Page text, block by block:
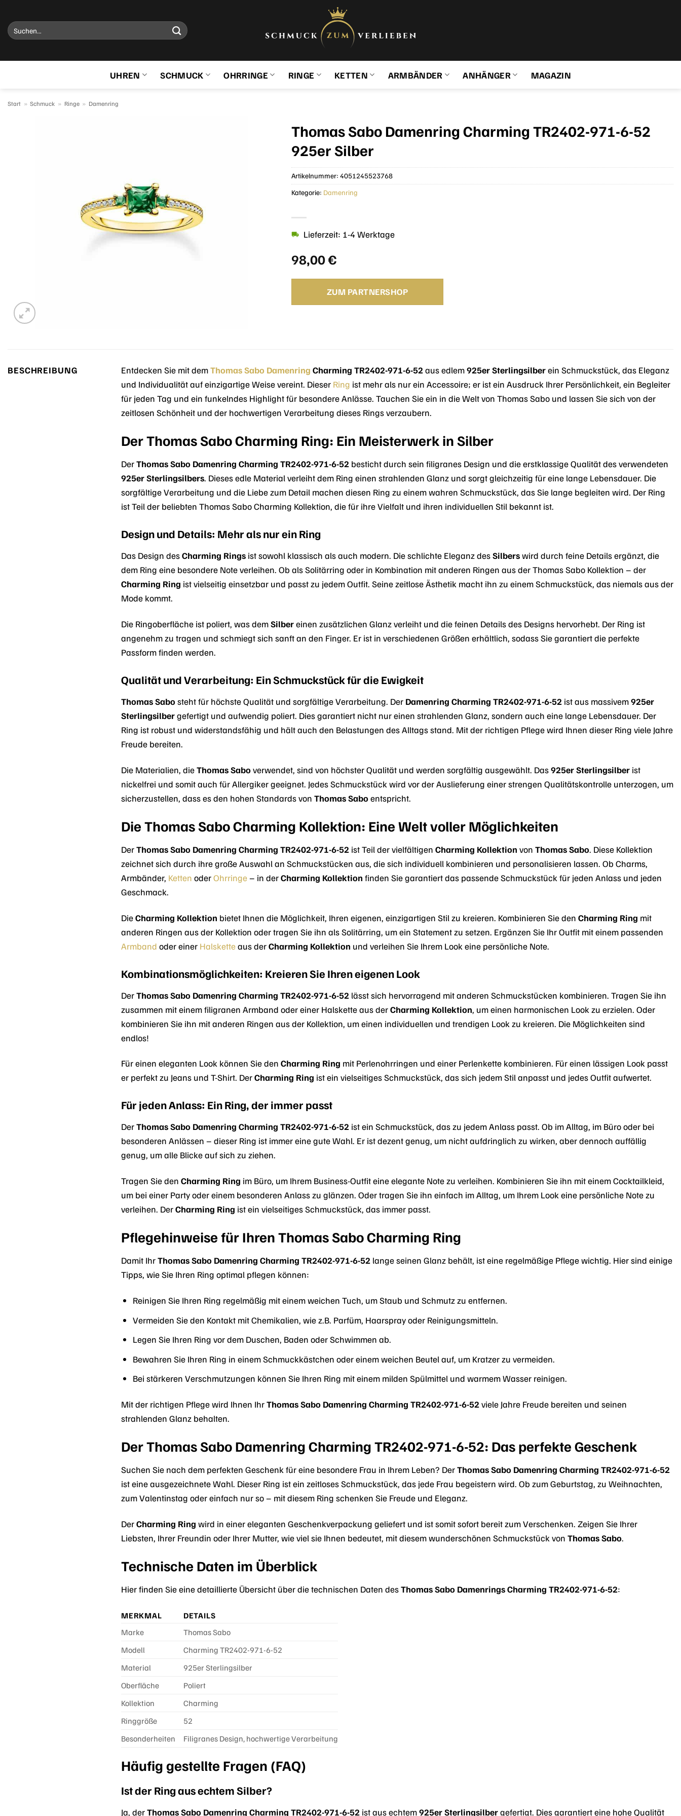
Inhalt
springen
Suchen
nach:
UHREN SCHMUCK OHRRINGE RINGE KETTEN ARMBÄNDER ANHÄNGER MAGAZIN
Start » Schmuck » Ringe » Damenring
Thomas Sabo Damenring Charming TR2402-971-6-52
925er Silber
98,00€
Lieferzeit: 1-4 Werktage
ZUM PARTNERSHOP
Artikelnummer: 4051245523768
Kategorie: Damenring
BESCHREIBUNG Entdecken Sie mit demThomas Sabo Damenring Charming TR2402-971-6-52aus edlem925er Sterlingsilberein Schmuckstück, das Eleganz
und Individualität auf einzigartige Weise vereint. Dieser Ring ist mehr als nur ein Accessoire; er ist ein Ausdruck Ihrer Persönlichkeit, ein Begleiter
für jeden Tag und ein funkelndes Highlight für besondere Anlässe. Tauchen Sie ein in die Welt von Thomas Sabo und lassen Sie sich von der
zeitlosen Schönheit und der hochwertigen Verarbeitung dieses Rings verzaubern.
Der Thomas Sabo Charming Ring: Ein Meisterwerk in Silber
DerThomas Sabo Damenring Charming TR2402-971-6-52 besticht durch sein filigranes Design und die erstklassige Qualität des verwendeten
925er Sterlingsilbers. Dieses edle Material verleiht dem Ring einen strahlenden Glanz und sorgt gleichzeitig für eine lange Lebensdauer. Die
sorgfältige Verarbeitung und die Liebe zum Detail machen diesen Ring zu einem wahren Schmuckstück, das Sie lange begleiten wird. Der Ring
ist Teil der beliebten Thomas Sabo Charming Kollektion, die für ihre Vielfalt und ihren individuellen Stil bekannt ist.
Design und Details: Mehr als nur ein Ring
Das Design desCharming Rings ist sowohl klassisch als auch modern. Die schlichte Eleganz desSilberswird durch feine Details ergänzt, die
dem Ring eine besondere Note verleihen. Ob als Solitärring oder in Kombination mit anderen Ringen aus der Thomas Sabo Kollektion – der
Charming Ring ist vielseitig einsetzbar und passt zu jedem Outfit. Seine zeitlose Ästhetik macht ihn zu einem Schmuckstück, das niemals aus der
Mode kommt.
Die Ringoberfläche ist poliert, was demSilbereinen zusätzlichen Glanz verleiht und die feinen Details des Designs hervorhebt. Der Ring ist
angenehm zu tragen und schmiegt sich sanft an den Finger. Er ist in verschiedenen Größen erhältlich, sodass Sie garantiert die perfekte
Passform finden werden.
Qualität und Verarbeitung: Ein Schmuckstück für die Ewigkeit
Thomas Sabosteht für höchste Qualität und sorgfältige Verarbeitung. Der Damenring Charming TR2402-971-6-52 ist aus massivem925er
Sterlingsilbergefertigt und aufwendig poliert. Dies garantiert nicht nur einen strahlenden Glanz, sondern auch eine lange Lebensdauer. Der
Ring ist robust und widerstandsfähig und hält auch den Belastungen des Alltags stand. Mit der richtigen Pflege wird Ihnen dieser Ring viele Jahre
Freude bereiten.
Die Materialien, dieThomas Saboverwendet, sind von höchster Qualität und werden sorgfältig ausgewählt. Das925er Sterlingsilber ist
nickelfrei und somit auch für Allergiker geeignet. Jedes Schmuckstück wird vor der Auslieferung einer strengen Qualitätskontrolle unterzogen, um
sicherzustellen, dass es den hohen Standards von Thomas Saboentspricht.
Die Thomas Sabo Charming Kollektion: Eine Welt voller Möglichkeiten
DerThomas Sabo Damenring Charming TR2402-971-6-52 ist Teil der vielfältigen Charming Kollektion von Thomas Sabo. Diese Kollektion
zeichnet sich durch ihre große Auswahl an Schmuckstücken aus, die sich individuell kombinieren und personalisieren lassen. Ob Charms,
Armbänder, Ketten oderOhrringe– in derCharming Kollektion finden Sie garantiert das passende Schmuckstück für jeden Anlass und jeden
Geschmack.
DieCharming Kollektion bietet Ihnen die Möglichkeit, Ihren eigenen, einzigartigen Stil zu kreieren. Kombinieren Sie den Charming Ring mit
anderen Ringen aus der Kollektion oder tragen Sie ihn als Solitärring, um ein Statement zu setzen. Ergänzen Sie Ihr Outfit mit einem passenden
Armband oder einer Halsketteaus derCharming Kollektion und verleihen Sie Ihrem Look eine persönliche Note.
Kombinationsmöglichkeiten: Kreieren Sie Ihren eigenen Look
DerThomas Sabo Damenring Charming TR2402-971-6-52 lässt sich hervorragend mit anderen Schmuckstücken kombinieren. Tragen Sie ihn
zusammen mit einem filigranen Armband oder einer Halskette aus derCharming Kollektion, um einen harmonischen Look zu erzielen. Oder
kombinieren Sie ihn mit anderen Ringen aus der Kollektion, um einen individuellen und trendigen Look zu kreieren. Die Möglichkeiten sind
endlos!
Für einen eleganten Look können Sie den Charming Ring mit Perlenohrringen und einer Perlenkette kombinieren. Für einen lässigen Look passt
er perfekt zu Jeans und T-Shirt. DerCharming Ring ist ein vielseitiges Schmuckstück, das sich jedem Stil anpasst und jedes Outfit aufwertet.
Für jeden Anlass: Ein Ring, der immer passt
DerThomas Sabo Damenring Charming TR2402-971-6-52 ist ein Schmuckstück, das zu jedem Anlass passt. Ob im Alltag, im Büro oder bei
besonderen Anlässen – dieser Ring ist immer eine gute Wahl. Er ist dezent genug, um nicht aufdringlich zu wirken, aber dennoch auffällig
genug, um alle Blicke auf sich zu ziehen.
Tragen Sie den Charming Ring im Büro, um Ihrem Business-Outfit eine elegante Note zu verleihen. Kombinieren Sie ihn mit einem Cocktailkleid,
um bei einer Party oder einem besonderen Anlass zu glänzen. Oder tragen Sie ihn einfach im Alltag, um Ihrem Look eine persönliche Note zu
verleihen. DerCharming Ring ist ein vielseitiges Schmuckstück, das immer passt.
Pflegehinweise für Ihren Thomas Sabo Charming Ring
Damit IhrThomas Sabo Damenring Charming TR2402-971-6-52 lange seinen Glanz behält, ist eine regelmäßige Pflege wichtig. Hier sind einige
Tipps, wie Sie Ihren Ring optimal pflegen können:
Reinigen Sie Ihren Ring regelmäßig mit einem weichen Tuch, um Staub und Schmutz zu entfernen.
Vermeiden Sie den Kontakt mit Chemikalien, wie z.B. Parfüm, Haarspray oder Reinigungsmitteln.
Legen Sie Ihren Ring vor dem Duschen, Baden oder Schwimmen ab.
Bewahren Sie Ihren Ring in einem Schmuckkästchen oder einem weichen Beutel auf, um Kratzer zu vermeiden.
Bei stärkeren Verschmutzungen können Sie Ihren Ring mit einem milden Spülmittel und warmem Wasser reinigen.
Mit der richtigen Pflege wird Ihnen IhrThomas Sabo Damenring Charming TR2402-971-6-52viele Jahre Freude bereiten und seinen
strahlenden Glanz behalten.
Der Thomas Sabo Damenring Charming TR2402-971-6-52: Das perfekte Geschenk
Suchen Sie nach dem perfekten Geschenk für eine besondere Frau in Ihrem Leben? DerThomas Sabo Damenring Charming TR2402-971-6-52
ist eine ausgezeichnete Wahl. Dieser Ring ist ein zeitloses Schmuckstück, das jede Frau begeistern wird. Ob zum Geburtstag, zu Weihnachten,
zum Valentinstag oder einfach nur so – mit diesem Ring schenken Sie Freude und Eleganz.
DerCharming Ring wird in einer eleganten Geschenkverpackung geliefert und ist somit sofort bereit zum Verschenken. Zeigen Sie Ihrer
Liebsten, Ihrer Freundin oder Ihrer Mutter, wie viel sie Ihnen bedeutet, mit diesem wunderschönen Schmuckstück von Thomas Sabo.
Technische Daten im Überblick
Hier finden Sie eine detaillierte Übersicht über die technischen Daten desThomas Sabo Damenrings Charming TR2402-971-6-52:
MERKMAL
DETAILS
Marke
Thomas Sabo
Modell
Charming TR2402-971-6-52
Material
925er Sterlingsilber
Oberfläche
Poliert
Kollektion
Charming
Ringgröße
52
Besonderheiten
Filigranes Design, hochwertige Verarbeitung
Häufig gestellte Fragen (FAQ)
Ist der Ring aus echtem Silber?
Ja, derThomas Sabo Damenring Charming TR2402-971-6-52 ist aus echtem925er Sterlingsilbergefertigt. Dies garantiert eine hohe Qualität